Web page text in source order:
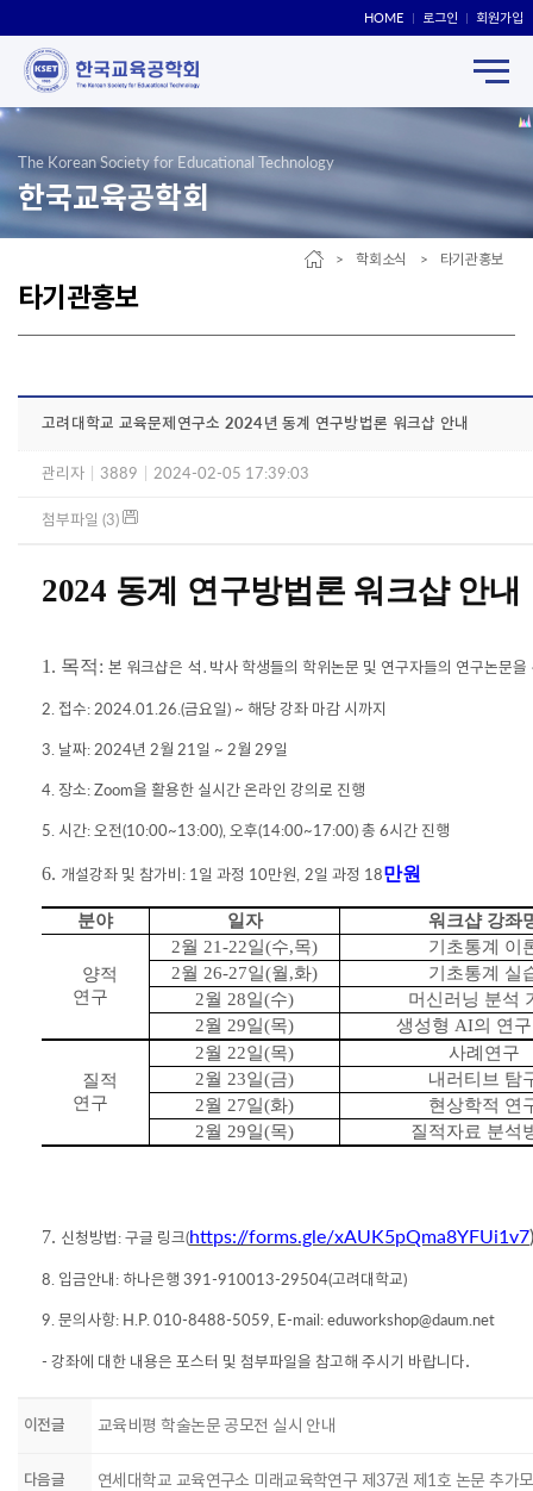
HOME 로그인 회원가입
The Korean Society for Educational Technology
한국교육공학회
타기관홍보
> 학회소식 > 타기관홍보
고려대학교 교육문제연구소 2024년 동계 연구방법론 워크샵 안내
관리자 3889 2024-02-05 17:39:03
첨부파일 (3)
2024 동계 연구방법론 워크샵 안내
1. 목적: 본 워크샵은 석․ 박사 학생들의 학위논문 및 연구자들의 연구논문
2. 접수: 2024.01.26.(금요일) ~ 해당 강좌 마감 시까지
3. 날짜: 2024년 2월 21 일 ~ 2월 29일
4. 장소: Zoom을 활용한 실시간 온라인 강의로 진행
5. 시간: 오전(10:00~13:00), 오후(14:00~17:00)총 6시간 진행
6. 개설강좌 및 참가비: 1 일 과정 10만원 2일 과정 18만원
분야 일자 워크샵 강좌
양적
연구
2월 21-22일(수,목)
기초통계 이
2월 26-27일(월,화)
기초통계 실
2월 28일(수)
머신러닝 분석
2월 29일(목) 생성형 AI의 연
질적
연구
2월 22일(목)
사례연구
2월 23일(금)
내러티브 탐
2월 27일(화)
현상학적 연
2월 29일(목) 질적자료 분석
7. 신청방법:구글 링크(https://forms.gle/xAUK5pQma8YFUi1v7)
8. 입금안내: 하나은행 391-910013-29504(고려대학교)
9. 문의사항: H.P. 010-8488-5059, E-mail: eduworkshop@daum.net
- 강좌에 대한 내용은 포스터 및 첨부파일을 참고해 주시기 바랍니다.
이전글 교육비평 학술논문 공모전 실시 안내
다음글 연세대학교 교육연구소 미래교육학연구 제37권 제1호 논문 추가